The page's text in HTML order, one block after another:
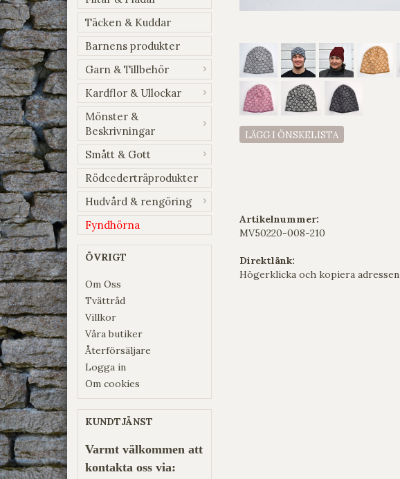
Täcken & Kuddar
Barnens produkter
Garn & Tillbehör
Kardflor & Ullockar
Mönster &
Beskrivningar
Smått & Gott
Rödcederträprodukter
Hudvård & rengöring
Fyndhörna
ÖVRIGT
Om Oss
Tvättråd
Villkor
Våra butiker
Återförsäljare
Logga in
Om cookies
KUNDTJÄNST
Varmt välkommen att
kontakta oss via:
LÄGG I ÖNSKELISTA
Artikelnummer:
MV50220-008-210
Direktlänk:
Högerklicka och kopiera adressen